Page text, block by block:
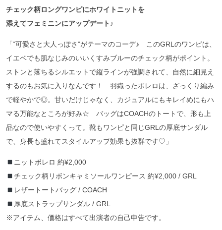
チェック柄ロングワンピにホワイトニットを
添えてフェミニンにアップデート♪
「“可愛さと大人っぽさ”がテーマのコーデ♪ このGRLのワンピは、
イエベでも肌なじみのいいくすみブルーのチェック柄がポイント。
ストンと落ちるシルエットで縦ラインが強調されて、自然に細見え
するのもお気に入りなんです！ 羽織ったボレロは、ざっくり編み
で軽やかで◎。甘いだけじゃなく、カジュアルにもキレイめにもハ
マる万能なところが好み☆ バッグはCOACHのトートで、形も上
品なので使いやすくって。靴もワンピと同じGRLの厚底サンダル
で、身長も盛れてスタイルアップ効果も抜群です♡」
ニットボレロ 約¥2,000
チェック柄リボンキャミソールワンピース 約¥2,000 / GRL
レザートートバッグ / COACH
厚底ストラップサンダル / GRL
※アイテム、価格はすべて出演者の自己申告です。